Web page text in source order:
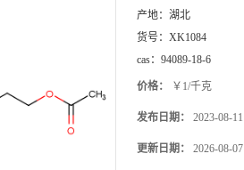
产地： 湖北
货号： XK1084
cas： 94089-18-6
价格： ￥1/千克
发布日期： 2023-08-11
更新日期： 2026-08-07